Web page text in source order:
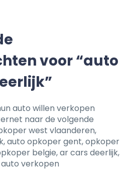
voor “auto
auto willen verkopen
naar de volgende
west vlaanderen,
auto opkoper gent, opkoper
belgie, ar cars deerlijk,
verkopen